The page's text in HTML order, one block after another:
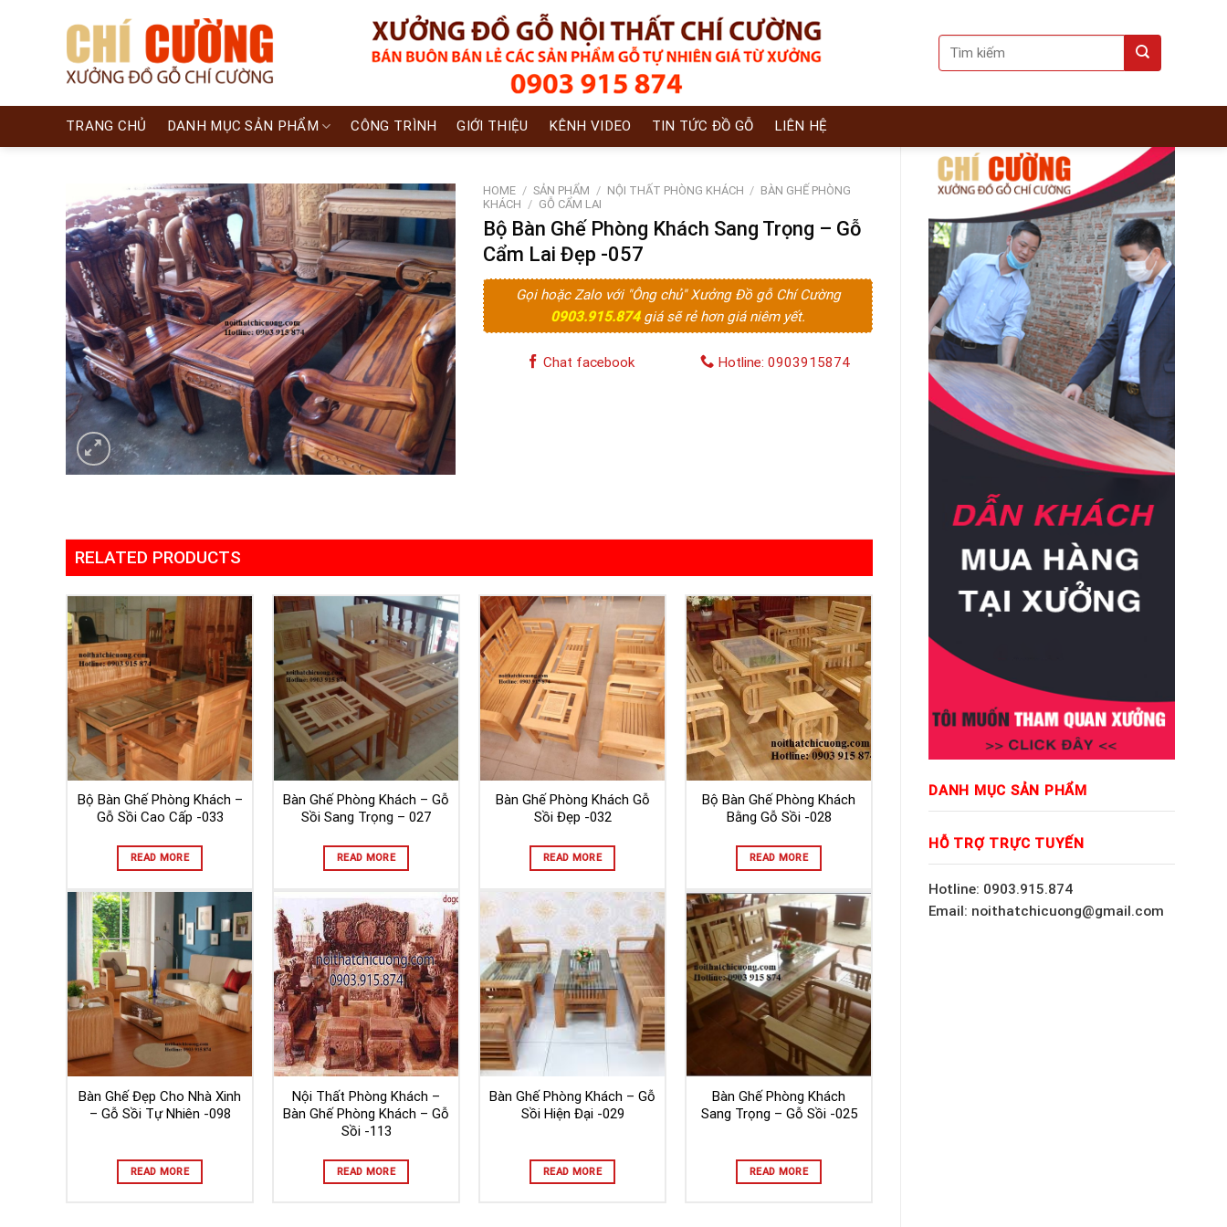
Search
for:
TRANG CHỦ DANH MỤC SẢN PHẨM CÔNG TRÌNH GIỚI THIỆU KÊNH VIDEO TIN TỨC ĐỒ GỖ LIÊN HỆ
DANH MỤC SẢN PHẨM
HỖ TRỢ TRỰC TUYẾN
Hotline: 0903.915.874
Email: noithatchicuong@gmail.com
HOME / SẢN PHẨM / NỘI THẤT PHÒNG KHÁCH / BÀN GHẾ PHÒNG
KHÁCH / GỖ CẨM LAI
Bộ Bàn Ghế Phòng Khách Sang Trọng – Gỗ
Cẩm Lai Đẹp -057
Gọi hoặc Zalo với "Ông chủ" Xưởng Đồ gỗ Chí Cường
0903.915.874 giá sẽ rẻ hơn giá niêm yết.
Chat facebook Hotline: 0903915874
RELATED PRODUCTS
Bộ Bàn Ghế Phòng Khách –
Gỗ Sồi Cao Cấp -033
READ MORE
Bàn Ghế Phòng Khách – Gỗ
Sồi Sang Trọng – 027
READ MORE
Bàn Ghế Phòng Khách Gỗ
Sồi Đẹp -032
READ MORE
Bộ Bàn Ghế Phòng Khách
Bằng Gỗ Sồi -028
READ MORE
Bàn Ghế Đẹp Cho Nhà Xinh
– Gỗ Sồi Tự Nhiên -098
READ MORE
Nội Thất Phòng Khách –
Bàn Ghế Phòng Khách – Gỗ
Sồi -113
READ MORE
Bàn Ghế Phòng Khách – Gỗ
Sồi Hiện Đại -029
READ MORE
Bàn Ghế Phòng Khách
Sang Trọng – Gỗ Sồi -025
READ MORE